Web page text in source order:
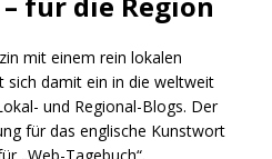
mit einem rein lokalen
sich damit ein in die weltweit
und Regional-Blogs. Der
für das englische Kunstwort